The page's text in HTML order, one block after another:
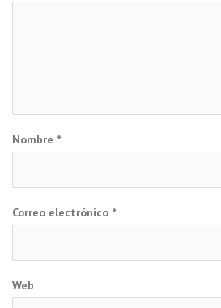
Nombre *
Correo electrónico *
Web